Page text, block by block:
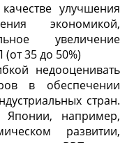
улучшения
экономикой,
увеличение
35 до 50%)
недооценивать
в обеспечении
стран.
например,
развитии,